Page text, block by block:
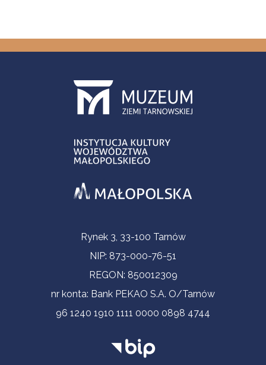
Informacje kontaktoweRynek 3, 33-100 Tarnów
NIP: 873-000-76-51
REGON: 850012309
nr konta: Bank PEKAO S.A. O/Tarnów
96 1240 1910 1111 0000 0898 4744